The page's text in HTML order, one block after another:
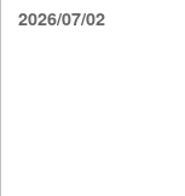
2026/07/02